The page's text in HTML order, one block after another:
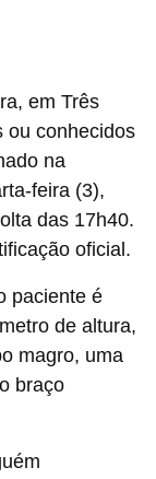
em Três
ou conhecidos
na
feira (3),
das 17h40.
oficial.
paciente é
de altura,
magro, uma
braço